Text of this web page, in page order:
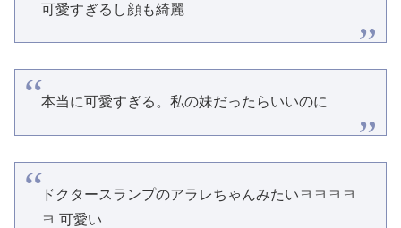
可愛すぎるし顔も綺麗
本当に可愛すぎる。私の妹だったらいいのに
ドクタースランプのアラレちゃんみたいㅋㅋㅋㅋ
ㅋ 可愛い